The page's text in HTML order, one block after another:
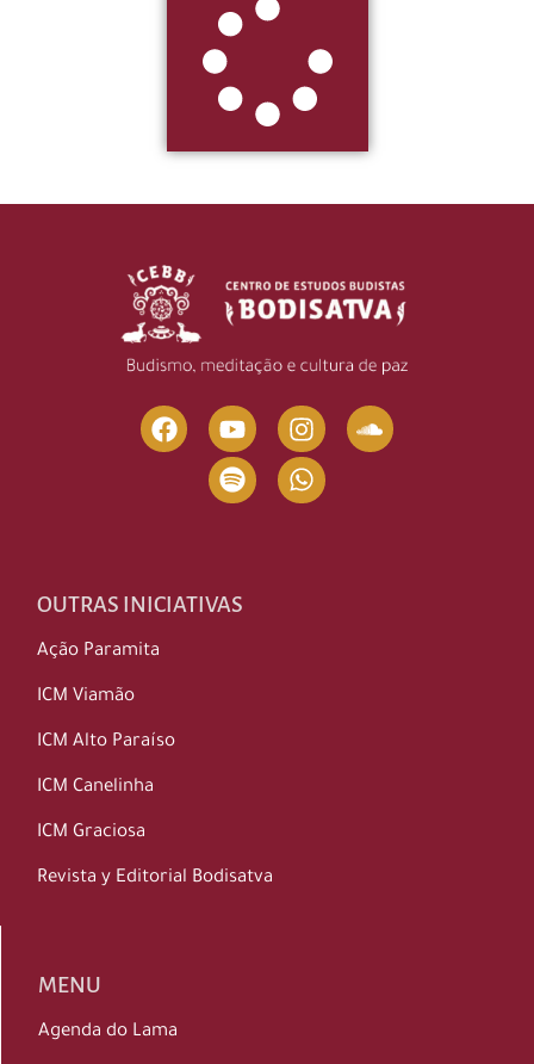
OUTRAS INICIATIVAS
Ação Paramita
ICM Viamão
ICM Alto Paraíso
ICM Canelinha
ICM Graciosa
Revista y Editorial Bodisatva
MENU
Agenda do Lama